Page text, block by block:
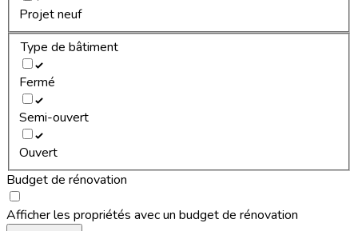
Projet neuf
Type de bâtiment
Fermé
Semi-ouvert
Ouvert
Budget de rénovation
Afficher les propriétés avec un budget de rénovation